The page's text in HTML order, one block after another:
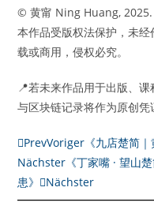
© 黄甯 Ning Huang,
本作品受版权法保护，未
载或商用，侵权必究。
📍若未来作品用于出版、
与区块链记录将作为原创凭
PrevVoriger 《九店楚简
Nächster 《丁家嘴 · 望山
患》
Nächster